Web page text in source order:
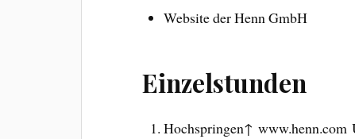
Website der Henn GmbH
Einzelstunden
Hochspringen↑ www.henn.com